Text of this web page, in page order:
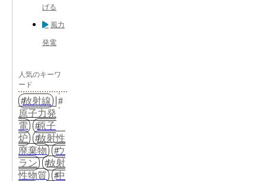
げる
風力
発電
人気のキーワ
ード
放射線
原子力発
電
原子
炉
放射性
廃棄物
ウ
ラン
放射
性物質
中